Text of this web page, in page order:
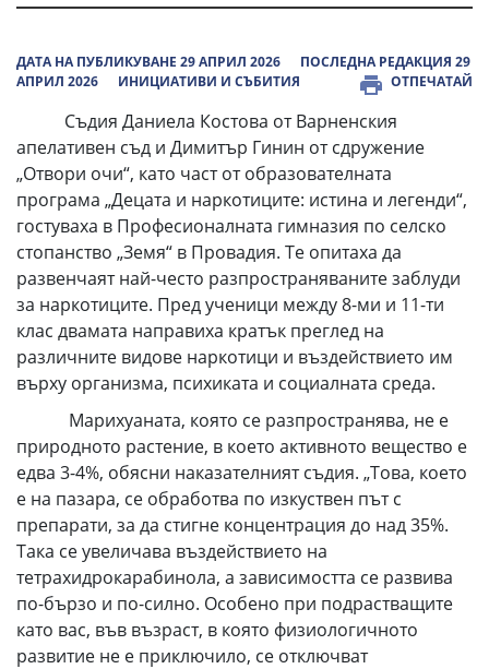
ДАТА НА ПУБЛИКУВАНЕ 29 АПРИЛ 2026
ПОСЛЕДНА РЕДАКЦИЯ 29
АПРИЛ 2026
ИНИЦИАТИВИ И СЪБИТИЯ ОТПЕЧАТАЙ
Съдия Даниела Костова от Варненския
апелативен съд и Димитър Гинин от сдружение
„Отвори очи“, като част от образователната
програма „Децата и наркотиците: истина и легенди“,
гостуваха в Професионалната гимназия по селско
стопанство „Земя“ в Провадия. Те опитаха да
развенчаят най-често разпространяваните заблуди
за наркотиците. Пред ученици между 8-ми и 11-ти
клас двамата направиха кратък преглед на
различните видове наркотици и въздействието им
върху организма, психиката и социалната среда.
Марихуаната, която се разпространява, не е
природното растение, в което активното вещество е
едва 3-4%, обясни наказателният съдия. „Това, което
е на пазара, се обработва по изкуствен път с
препарати, за да стигне концентрация до над 35%.
Така се увеличава въздействието на
тетрахидрокарабинола, а зависимостта се развива
по-бързо и по-силно. Особено при подрастващите
като вас, във възраст, в която физиологичното
развитие не е приключило, се отключват